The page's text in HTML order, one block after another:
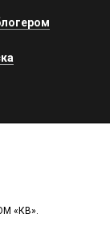
«КВ».